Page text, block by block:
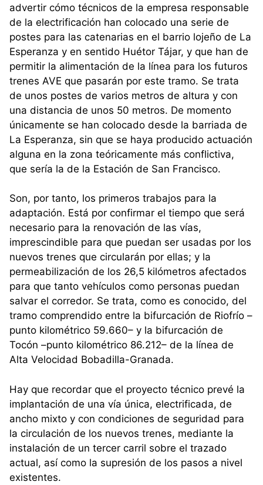
advertir cómo técnicos de la empresa responsable
de la electrificación han colocado una serie de
postes para las catenarias en el barrio lojeño de La
Esperanza y en sentido Huétor Tájar, y que han de
permitir la alimentación de la línea para los futuros
trenes AVE que pasarán por este tramo. Se trata
de unos postes de varios metros de altura y con
una distancia de unos 50 metros. De momento
únicamente se han colocado desde la barriada de
La Esperanza, sin que se haya producido actuación
alguna en la zona teóricamente más conflictiva,
que sería la de la Estación de San Francisco.
Son, por tanto, los primeros trabajos para la
adaptación. Está por confirmar el tiempo que será
necesario para la renovación de las vías,
imprescindible para que puedan ser usadas por los
nuevos trenes que circularán por ellas; y la
permeabilización de los 26,5 kilómetros afectados
para que tanto vehículos como personas puedan
salvar el corredor. Se trata, como es conocido, del
tramo comprendido entre la bifurcación de Riofrío –
punto kilométrico 59.660– y la bifurcación de
Tocón –punto kilométrico 86.212– de la línea de
Alta Velocidad Bobadilla-Granada.
Hay que recordar que el proyecto técnico prevé la
implantación de una vía única, electrificada, de
ancho mixto y con condiciones de seguridad para
la circulación de los nuevos trenes, mediante la
instalación de un tercer carril sobre el trazado
actual, así como la supresión de los pasos a nivel
existentes.